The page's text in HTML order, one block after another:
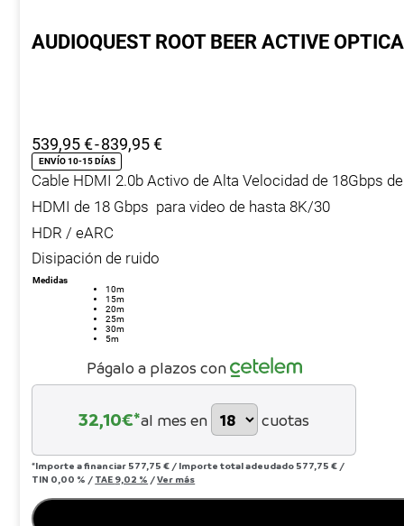
AUDIOQUEST ROOT BEER ACTIVE
539,95€-839,95€Rango
precios:
desde
ENVÍO 10-15 DÍAS
Cable HDMI 2.0b Activo de Alta Velocidad de 18Gbps
HDMI de 18 Gbps para video de hasta 8K/30
HDR / eARC
Disipación de ruido
Medidas
10m
15m
20m
25m
30m
5m
Págalo a plazos con
32,10€*al mes en cuotas
*Importe a financiar 577,75 € / Importe total adeudado 577,75 € /
TIN 0,00 % / TAE 9,02 % /Ver más